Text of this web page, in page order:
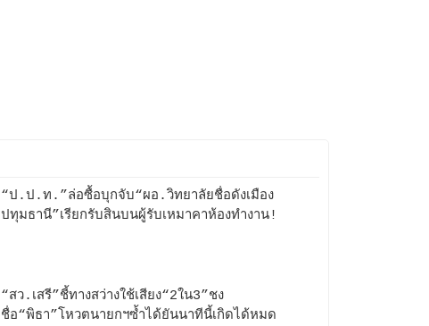
“ป.ป.ท.”ล่อซื้อบุกจับ“ผอ.วิทยาลัยชื่อดังเมือง
ปทุมธานี”เรียกรับสินบนผู้รับเหมาคาห้องทำงาน!
“สว.เสรี”ชี้ทางสว่างใช้เสียง“2ใน3”ชง
ชื่อ“พิธา”โหวตนายกฯซ้ำได้ยันนาทีนี้เกิดได้หมด